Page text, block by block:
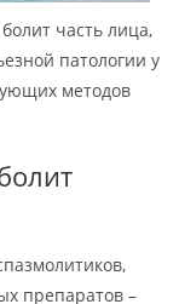
часть лица,
патологии у
методов
препаратов –